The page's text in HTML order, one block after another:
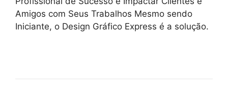
Amigos com Seus Trabalhos Mesmo sendo
Iniciante, o Design Gráfico Express é a solução.